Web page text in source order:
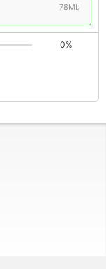
78Mb
0%